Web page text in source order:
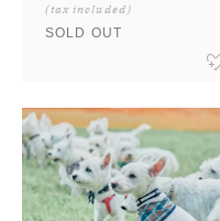
(tax included)
SOLD OUT